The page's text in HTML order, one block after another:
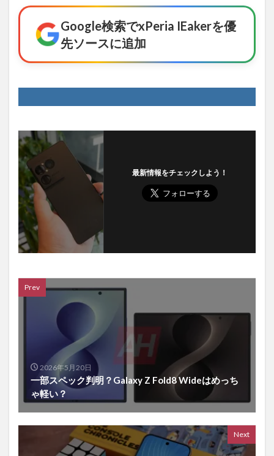
Google検索でxPeria IEakerを優
先ソースに追加
最新情報をチェックしよう！
Prev
2026年5月20日
一部スペック判明？Galaxy Z Fold8 Wideはめっち
ゃ軽い？
Next